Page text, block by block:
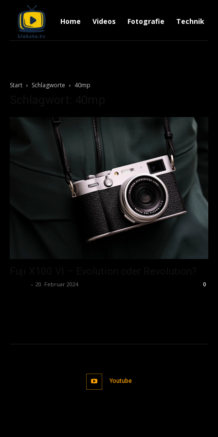
Home Videos Fotografie Technik
Start Schlagworte 40mp
- 20. Februar 2024 0
Youtube